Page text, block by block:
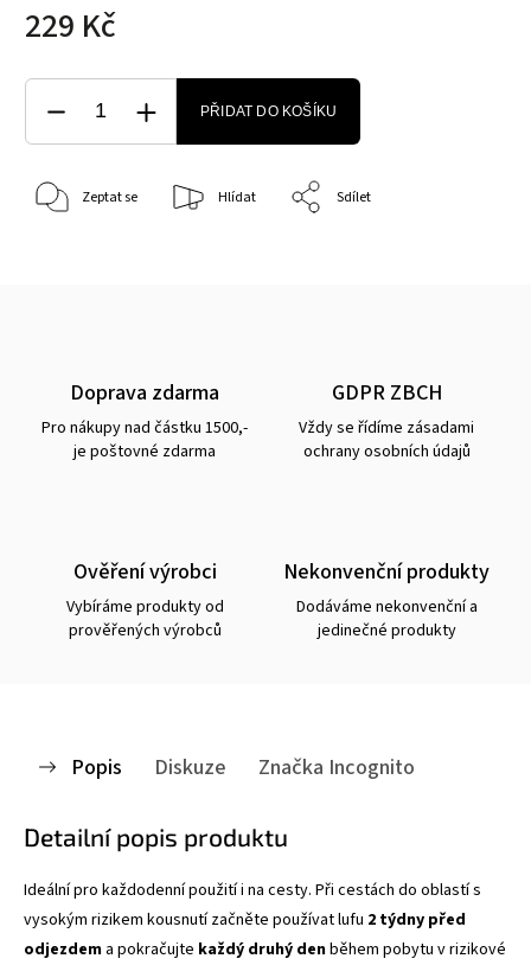
229 Kč
PŘIDAT DO KOŠÍKU
Zeptat se Hlídat Sdílet
Doprava zdarma
Pro nákupy nad částku 1500,-
je poštovné zdarma
GDPR ZBCH
Vždy se řídíme zásadami
ochrany osobních údajů
Ověření výrobci
Vybíráme produkty od
prověřených výrobců
Nekonvenční produkty
Dodáváme nekonvenční a
jedinečné produkty
Popis Diskuze Značka Incognito
Detailní popis produktu
Ideální pro každodenní použití i na cesty. Při cestách do oblastí s
vysokým rizikem kousnutí začněte používat lufu 2 týdny před
odjezdem a pokračujte každý druhý denběhem pobytu v rizikové